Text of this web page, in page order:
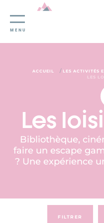
Panneau de gestion des cookies
MENU
ACCUEIL / LES ACTIVITÉS
LES
Les
Bibliothèque,
faire un escape
? Une expérience
FILTRER